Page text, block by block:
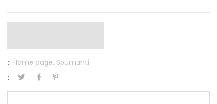
: Home page, Spumanti
: